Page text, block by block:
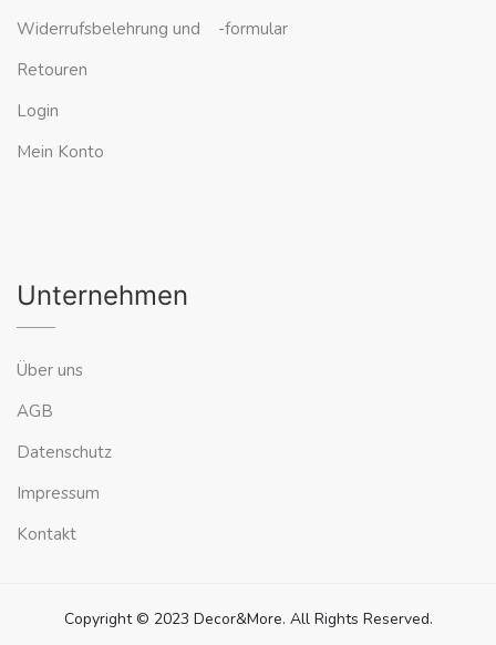
Widerrufsbelehrung und -formular
Retouren
Login
Mein Konto
Unternehmen
Über uns
AGB
Datenschutz
Impressum
Kontakt
Copyright © 2023 Decor&More. All Rights Reserved.